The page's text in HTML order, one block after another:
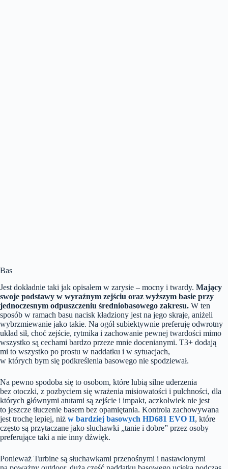
Bas
Jest dokładnie taki jak opisałem w zarysie – mocny i twardy. Mający
swoje podstawy w wyraźnym zejściu oraz wyższym basie przy
jednoczesnym odpuszczeniu średniobasowego zakresu. W ten
sposób w ramach basu nacisk kładziony jest na jego skraje, aniżeli
wybrzmiewanie jako takie. Na ogół subiektywnie preferuję odwrotny
układ sił, choć zejście, rytmika i zachowanie pewnej twardości mimo
wszystko są cechami bardzo przeze mnie docenianymi. T3+ dodają
mi to wszystko po prostu w naddatku i w sytuacjach,
w których bym się podkreślenia basowego nie spodziewał.
Na pewno spodoba się to osobom, które lubią silne uderzenia
bez otoczki, z pozbyciem się wrażenia misiowatości i pulchności, dla
których głównymi atutami są zejście i impakt, aczkolwiek nie jest
to jeszcze tłuczenie basem bez opamiętania. Kontrola zachowywana
jest trochę lepiej, niż w bardziej basowych HD681 EVO II, które
często są przytaczane jako słuchawki „tanie i dobre” przez osoby
preferujące taki a nie inny dźwięk.
Ponieważ Turbine są słuchawkami przenośnymi i nastawionymi